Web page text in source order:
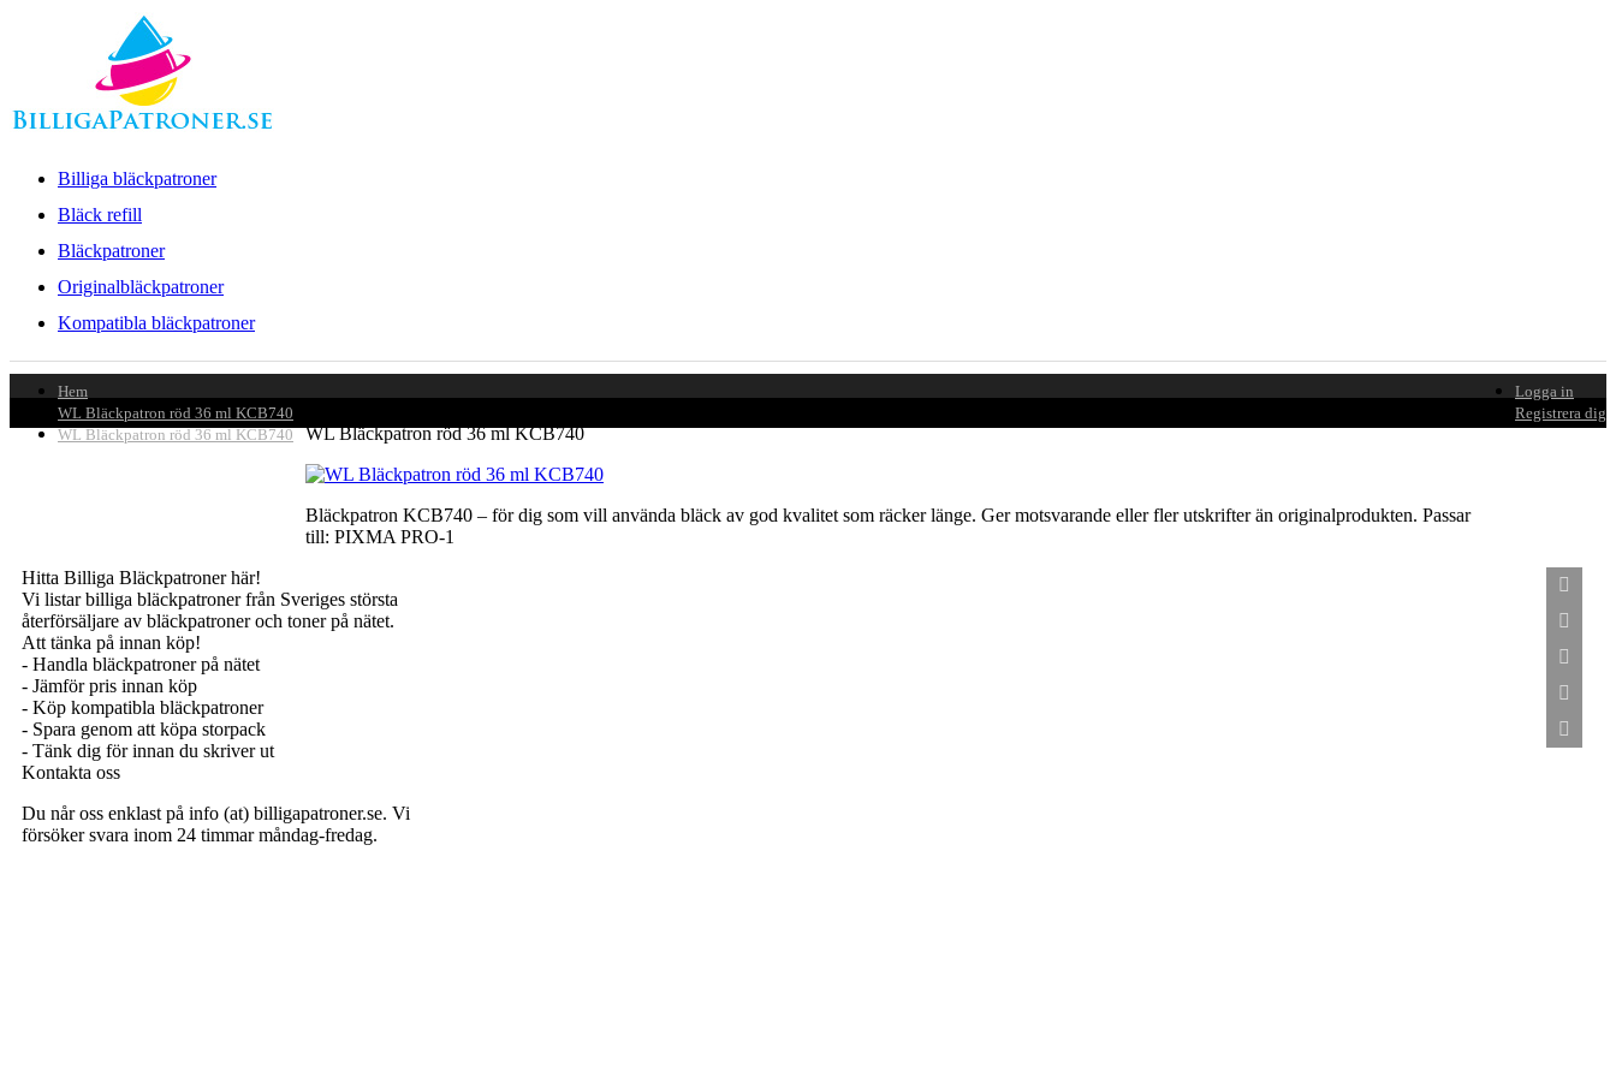
Billiga bläckpatroner
Bläck refill
Bläckpatroner
Originalbläckpatroner
Kompatibla bläckpatroner
Hem
WL Bläckpatron röd 36 ml KCB740
WL Bläckpatron röd 36 ml KCB740
Logga in
Registrera dig
WL Bläckpatron röd 36 ml KCB740
Bläckpatron KCB740 – för dig som vill använda bläck av god kvalitet som räcker länge. Ger motsvarande eller fler utskrifter än originalprodukten. Passar
till: PIXMA PRO-1
Hitta Billiga Bläckpatroner här!
Vi listar billiga bläckpatroner från Sveriges största
återförsäljare av bläckpatroner och toner på nätet.
Att tänka på innan köp!
- Handla bläckpatroner på nätet
- Jämför pris innan köp
- Köp kompatibla bläckpatroner
- Spara genom att köpa storpack
- Tänk dig för innan du skriver ut
Kontakta oss
Du når oss enklast på info (at) billigapatroner.se. Vi
försöker svara inom 24 timmar måndag-fredag.